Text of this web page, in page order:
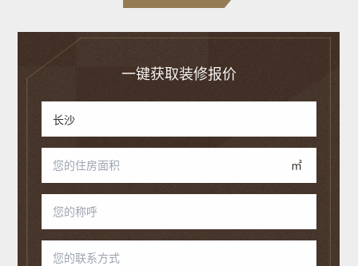
一键获取装修报价
㎡